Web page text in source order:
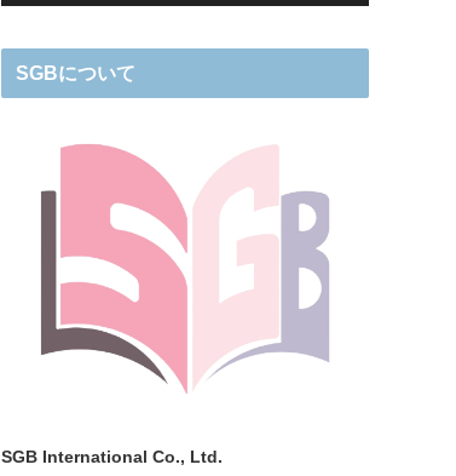
SGBについて
SGB International Co., Ltd.